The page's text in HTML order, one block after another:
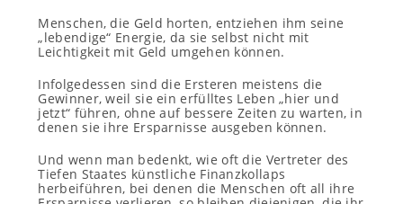
Menschen, die Geld horten, entziehen ihm seine
„lebendige“ Energie, da sie selbst nicht mit
Leichtigkeit mit Geld umgehen können.
Infolgedessen sind die Ersteren meistens die
Gewinner, weil sie ein erfülltes Leben „hier und
jetzt“ führen, ohne auf bessere Zeiten zu warten, in
denen sie ihre Ersparnisse ausgeben können.
Und wenn man bedenkt, wie oft die Vertreter des
Tiefen Staates künstliche Finanzkollaps
herbeiführen, bei denen die Menschen oft all ihre